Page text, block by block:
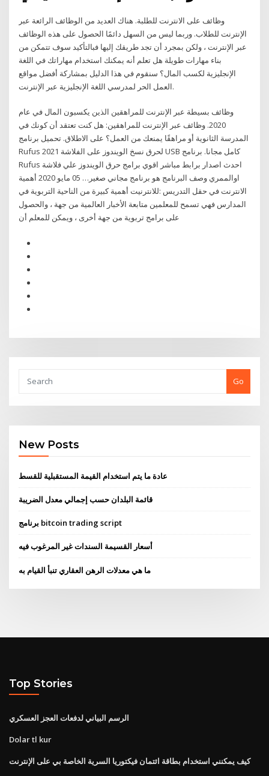
وظائف على الانترنت للطلبة. هناك العديد من الوظائف الرائعة عبر
الإنترنت للطلاب. وربما ليس من السهل دائمًا الحصول على هذه الوظائف
عبر الإنترنت ، ولكن بمجرد أن تجد طريقك إليها فبالتأكيد سوف تتمكن من
بناء مهارات طويلة هل تعلم أنه يمكنك استخدام مهاراتك في اللغة
الإنجليزية لكسب المال؟ سنقوم في هذا الدليل بمشاركة أفضل مواقع
العمل الحر لمدرسي اللغة الإنجليزية عبر الإنترنت.
وظائف بسيطة عبر الإنترنت للمراهقين الذين يكسبون المال في عام
2020. وظائف عبر الإنترنت للمراهقين: هل كنت تعتقد أن كونك في
المدرسة الثانوية أو مراهقًا يمنعك من العمل؟ على الاطلاق. تحميل برنامج
Rufus 2021 لحرق نسخ الويندوز على الفلاشة USB كامل مجانا. برنامج
Rufus احدث اصدار برابط مباشر اقوي برامج حرق الويندوز علي فلاشة
اوالممري وصف البرنامج هو برنامج مجاني صغير… 05 مايو 2020 أهمية
الانترنت في حقل التدريس :للانترنيت أهمية كبيرة من الناحية التربوية في
المدارس فهي تسمح للمعلمين متابعة الأخبار العالمية من جهة ، والحصول
على برامج تربوية من جهة أخرى ، ويمكن للمعلم أن
Go
New Posts
عادة ما يتم استخدام القيمة المستقبلية للقسط
قائمة البلدان حسب إجمالي معدل الضريبة
برنامج bitcoin trading script
أسعار القسيمة السندات غير المرغوب فيه
ما هي معدلات الرهن العقاري تنبأ القيام به
Top Stories
الرسم البياني لدفعات العجز العسكري
Dolar tl kur
كيف يمكنني استخدام بطاقة ائتمان فيكتوريا السرية الخاصة بي على الإنترنت